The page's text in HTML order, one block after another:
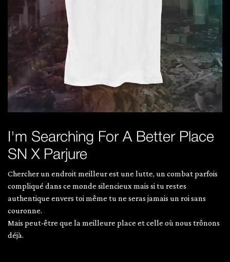
I'm Searching For A Better Place
SN X Parjure
Chercher un endroit meilleur est une lutte, un combat parfois
compliqué dans ce monde silencieux mais si tu restes
authentique envers toi même tu ne seras jamais un roi sans
couronne.
Mais peut-être que la meilleure place et celle où nous trônons
déjà.